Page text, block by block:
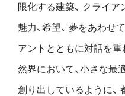
限化する建築、 クライア
魅力、希望、 夢をあわせ
アントとともに対話を重
然界において、小さな最
創り出しているように、